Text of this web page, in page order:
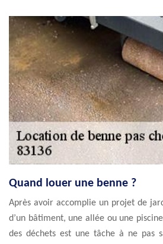
Quand louer une benne ?
Après avoir accomplie un projet de
d’un bâtiment, une allée ou une
des déchets est une tâche à ne pas